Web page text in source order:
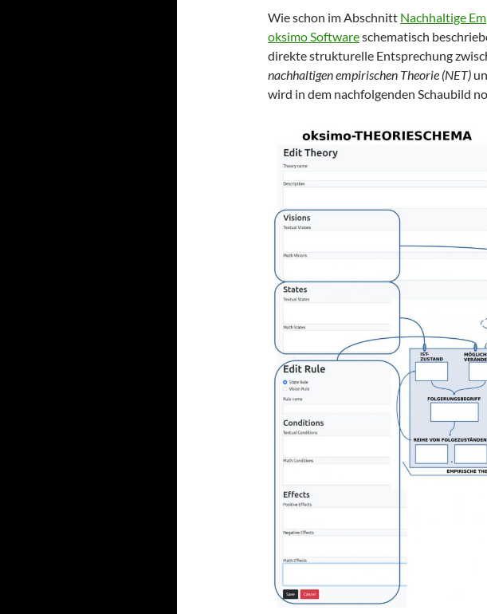
Wie schon im Abschnitt Nachhaltige
oksimo Softwareschematisch
direkte strukturelle Entsprechung
nachhaltigen empirischen Theorie (NET)
wird in dem nachfolgenden Schaubild